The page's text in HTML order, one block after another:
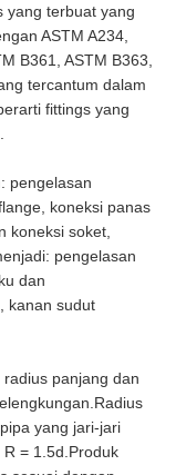
yang terbuat yang
ASTM A234,
B361, ASTM B363,
tercantum dalam
fittings yang
pengelasan
koneksi panas
koneksi soket,
pengelasan
dan
kanan sudut
panjang dan
yang jari-jari
= 1.5d.Produk